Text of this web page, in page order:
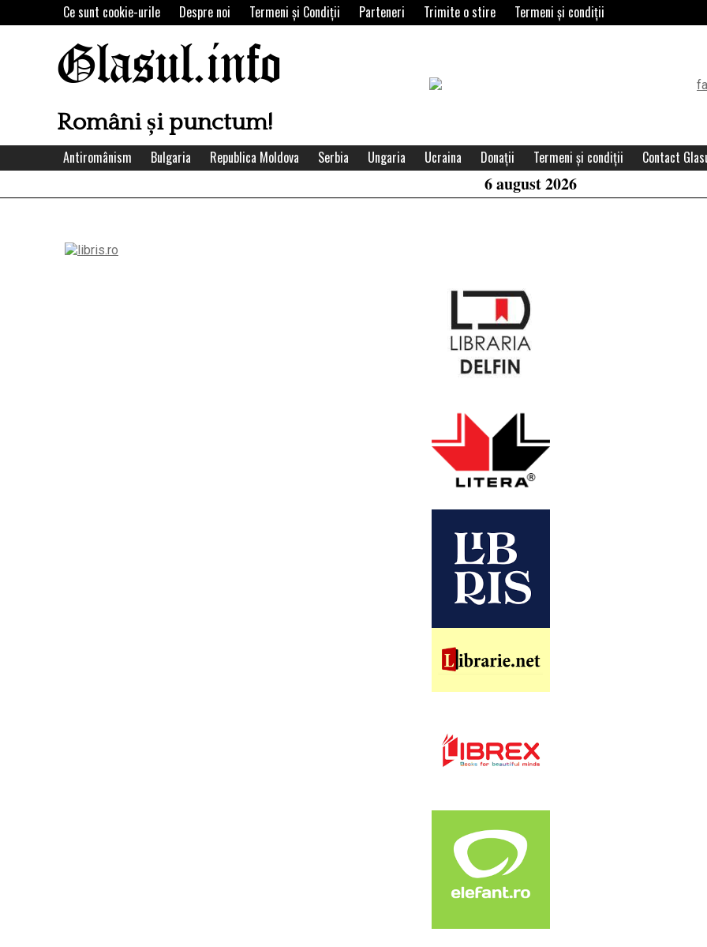
to
Ce sunt cookie-urile Despre noi Termeni şi Condiţii Parteneri Trimite o stire Termeni și condiții
Glasul.info
Români și punctum!
Header
Area
Antiromânism Bulgaria Republica Moldova Serbia Ungaria Ucraina Donații Termeni și condiții Contact
6 august 2026
Left
Asides